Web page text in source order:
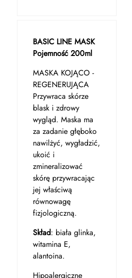
BASIC LINE MASK
Pojemność 200ml
MASKA KOJĄCO -
REGENERUJĄCA
Przywraca skórze
blask i zdrowy
wygląd. Maska ma
za zadanie głęboko
nawilżyć, wygładzić,
ukoić i
zmineralizować
skórę przywracając
jej właściwą
równowagę
fizjologiczną.
Skład: biała glinka,
witamina E,
alantoina.
Hipoalergiczne